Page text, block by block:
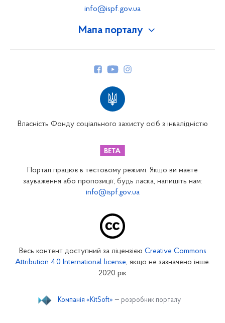
Мапа порталу
Закарпатське відділення
Запорізьке відділення
Кіровоградське відділення
Миколаївське відділення
info@ispf.gov.ua
Власність Фонду соціального захисту осіб з інвалідністю
Портал працює в тестовому режимі. Якщо ви маєте
зауваження або пропозиції, будь ласка, напишіть нам:
info@ispf.gov.ua
Весь контент доступний за ліцензією Creative Commons
Attribution 4.0 International license, якщо не зазначено інше.
2020 рік
Компанія «KitSoft» — розробник порталу